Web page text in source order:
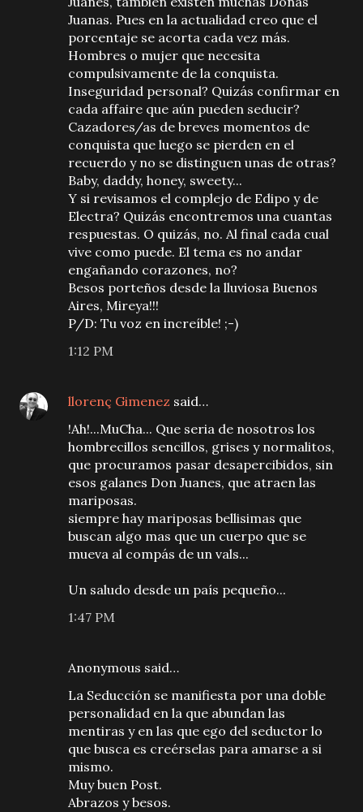
Juanas. Pues en la actualidad creo que el
porcentaje se acorta cada vez más.
Hombres o mujer que necesita
compulsivamente de la conquista.
Inseguridad personal? Quizás confirmar en
cada affaire que aún pueden seducir?
Cazadores/as de breves momentos de
conquista que luego se pierden en el
recuerdo y no se distinguen unas de otras?
Baby, daddy, honey, sweety...
Y si revisamos el complejo de Edipo y de
Electra? Quizás encontremos una cuantas
respuestas. O quizás, no. Al final cada cual
vive como puede. El tema es no andar
engañando corazones, no?
Besos porteños desde la lluviosa Buenos
Aires, Mireya!!!
P/D: Tu voz en increíble! ;-)
1:12 PM
llorenç Gimenez said…
!Ah!...MuCha... Que seria de nosotros los
hombrecillos sencillos, grises y normalitos,
que procuramos pasar desapercibidos, sin
esos galanes Don Juanes, que atraen las
mariposas.
siempre hay mariposas bellisimas que
buscan algo mas que un cuerpo que se
mueva al compás de un vals...
Un saludo desde un país pequeño...
1:47 PM
Anonymous said…
La Seducción se manifiesta por una doble
personalidad en la que abundan las
mentiras y en las que ego del seductor lo
que busca es creérselas para amarse a si
mismo.
Muy buen Post.
Abrazos y besos.